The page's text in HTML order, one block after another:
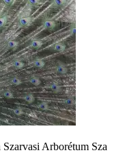
Arborétum Sza